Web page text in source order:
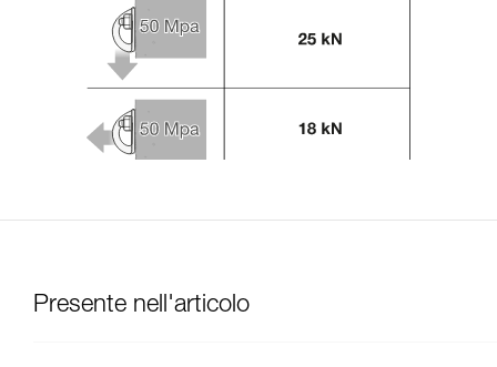
Presente nell'articolo